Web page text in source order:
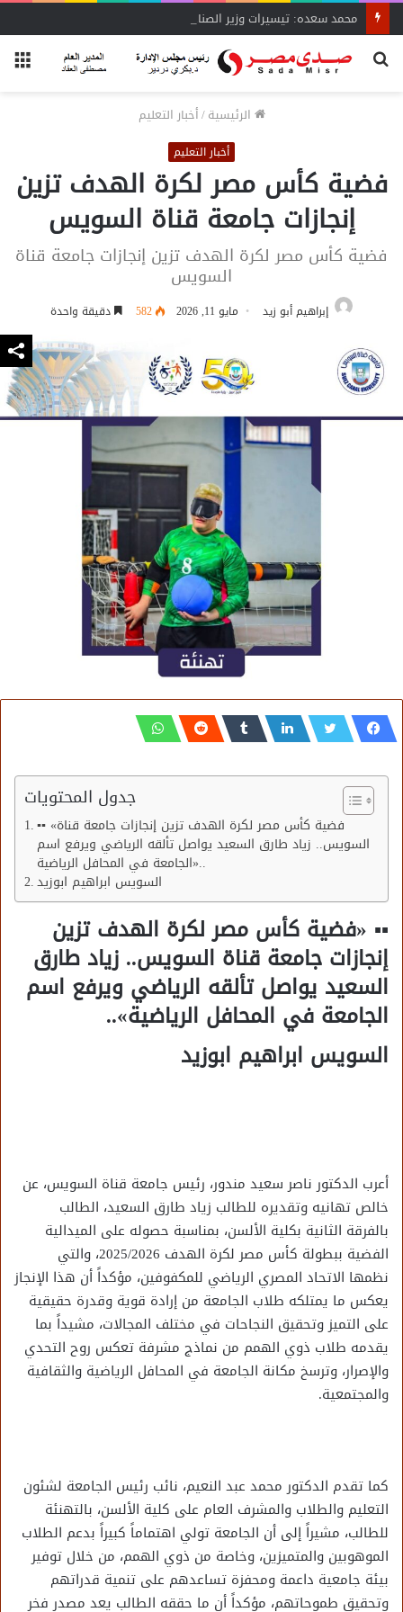
محمد سعده: تيسيرات وزير الصناعة تنقذ المشروعات المتعثرة
بحث
الرئيسية/أخبار التعليم
أخبار التعليم
فضية كأس مصر لكرة الهدف تزين
إنجازات جامعة قناة السويس
فضية كأس مصر لكرة الهدف تزين إنجازات جامعة قناة
السويس
إبراهيم أبو زيد مايو 11, 2026 582 دقيقة واحدة
جدول المحتويات
▪︎▪︎ «فضية كأس مصر لكرة الهدف تزين إنجازات جامعة قناة
السويس.. زياد طارق السعيد يواصل تألقه الرياضي ويرفع اسم
الجامعة في المحافل الرياضية»..
السويس ابراهيم ابوزيد
▪︎▪︎ «فضية كأس مصر لكرة الهدف تزين
إنجازات جامعة قناة السويس.. زياد طارق
السعيد يواصل تألقه الرياضي ويرفع اسم
الجامعة في المحافل الرياضية»..
السويس ابراهيم ابوزيد
أعرب الدكتور ناصر سعيد مندور، رئيس جامعة قناة السويس، عن
خالص تهانيه وتقديره للطالب زياد طارق السعيد، الطالب
بالفرقة الثانية بكلية الألسن، بمناسبة حصوله على الميدالية
الفضية ببطولة كأس مصر لكرة الهدف 2025/2026، والتي
نظمها الاتحاد المصري الرياضي للمكفوفين، مؤكداً أن هذا الإنجاز
يعكس ما يمتلكه طلاب الجامعة من إرادة قوية وقدرة حقيقية
على التميز وتحقيق النجاحات في مختلف المجالات، مشيداً بما
يقدمه طلاب ذوي الهمم من نماذج مشرفة تعكس روح التحدي
والإصرار، وترسخ مكانة الجامعة في المحافل الرياضية والثقافية
والمجتمعية.
كما تقدم الدكتور محمد عبد النعيم، نائب رئيس الجامعة لشئون
التعليم والطلاب والمشرف العام على كلية الألسن، بالتهنئة
للطالب، مشيراً إلى أن الجامعة تولي اهتماماً كبيراً بدعم الطلاب
الموهوبين والمتميزين، وخاصة من ذوي الهمم، من خلال توفير
بيئة جامعية داعمة ومحفزة تساعدهم على تنمية قدراتهم
وتحقيق طموحاتهم، مؤكداً أن ما حققه الطالب يعد مصدر فخر